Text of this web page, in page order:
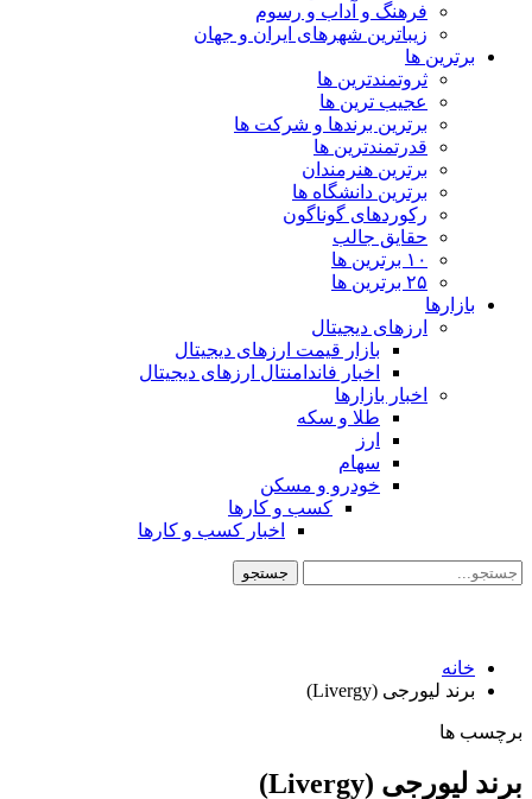
فرهنگ و آداب و رسوم
زیباترین شهرهای ایران و جهان
برترین ها
ثروتمندترین ها
عجیب ترین ها
برترین برندها و شرکت ها
قدرتمندترین ها
برترین هنرمندان
برترین دانشگاه ها
رکوردهای گوناگون
حقایق جالب
۱۰ برترین ها
۲۵ برترین ها
بازارها
ارزهای دیجیتال
بازار قیمت ارزهای دیجیتال
اخبار فاندامنتال ارزهای دیجیتال
اخبار بازارها
طلا و سکه
ارز
سهام
خودرو و مسکن
کسب و کارها
اخبار کسب و کارها
خانه
برند لیورجی (Livergy)
برچسب ها
برند لیورجی (Livergy)